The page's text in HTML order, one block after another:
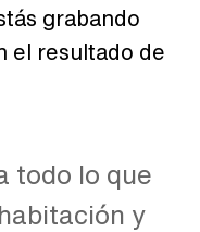
grabando
el resultado de
todo lo que
y